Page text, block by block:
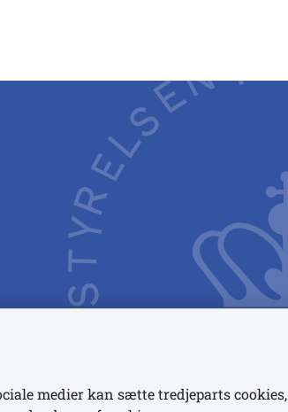
medier kan sætte tredjeparts cookies,